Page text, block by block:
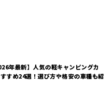
年最新】人気の軽キャンピングカ
すめ24選！選び方や格安の車種も紹